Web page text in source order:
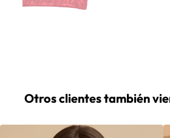
Otros clientes también